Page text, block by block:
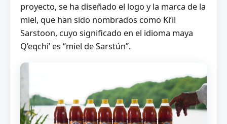
proyecto, se ha diseñado el logo y la marca de la
miel, que han sido nombrados como Ki’il
Sarstoon, cuyo significado en el idioma maya
Q’eqchi’ es “miel de Sarstún”.